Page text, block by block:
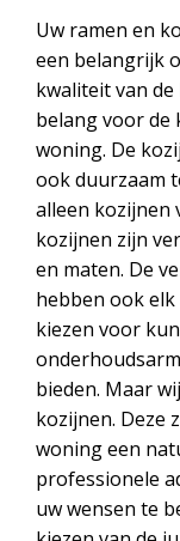
Uw ramen en
een belangrijk
kwaliteit van
belang voor de
woning. De
ook duurzaam
alleen kozijnen
kozijnen zijn
en maten. De
hebben ook
kiezen voor
bieden. Maar
kozijnen. Deze
woning een
professionele
uw wensen te